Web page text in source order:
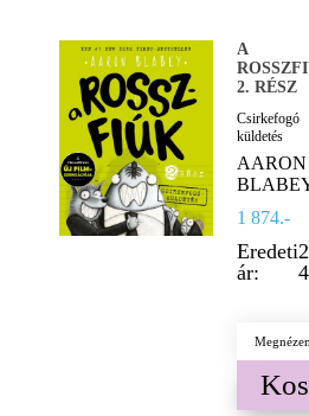
A
2. RÉSZ
Csirkefogó
küldetés
AARON
1 874.-
Eredeti
ár:
2